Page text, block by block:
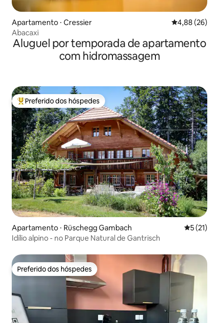
Apartamento ⋅ Cressier 4,88 de uma
4,88 (26)
Abacaxi
Aluguel por temporada de apartamento
com hidromassagem
Entre os melhores preferidos dos hóspedes
Preferido dos hóspedes
Apartamento ⋅ Rüschegg Gambach 5 de uma
5 (21)
Idílio alpino - no Parque Natural de Gantrisch
Preferido dos hóspedes
Preferido dos hóspedes